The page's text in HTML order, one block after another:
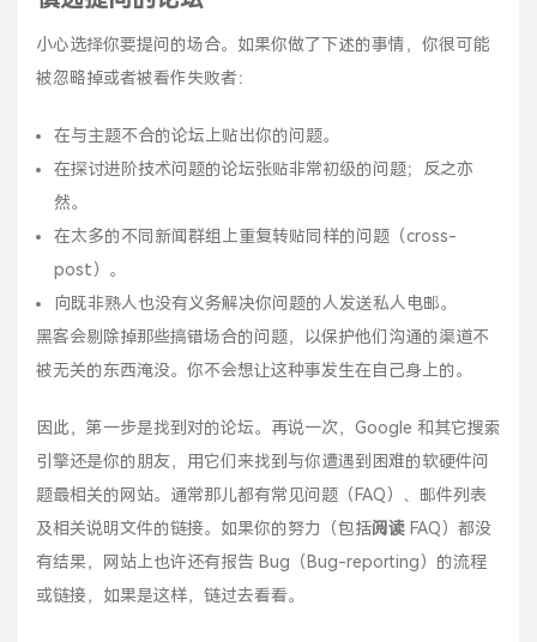
小心选择你要提问的场合。如果你做了下述的事情，你很可能
被忽略掉或者被看作失败者：
在与主题不合的论坛上贴出你的问题。
在探讨进阶技术问题的论坛张贴非常初级的问题；反之亦
然。
在太多的不同新闻群组上重复转贴同样的问题（cross-
post）。
向既非熟人也没有义务解决你问题的人发送私人电邮。
黑客会剔除掉那些搞错场合的问题，以保护他们沟通的渠道不
被无关的东西淹没。你不会想让这种事发生在自己身上的。
因此，第一步是找到对的论坛。再说一次，Google 和其它搜索
引擎还是你的朋友，用它们来找到与你遭遇到困难的软硬件问
题最相关的网站。通常那儿都有常见问题（FAQ）、邮件列表
及相关说明文件的链接。如果你的努力（包括阅读 FAQ）都没
有结果，网站上也许还有报告 Bug（Bug-reporting）的流程
或链接，如果是这样，链过去看看。